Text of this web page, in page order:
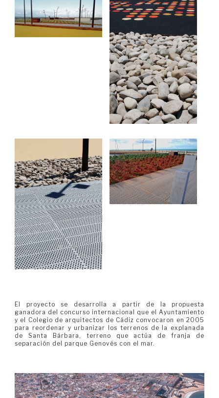
El proyecto se desarrolla a partir de la propuesta
ganadora del concurso internacional que el Ayuntamiento
y el Colegio de arquitectos de Cádiz convocaron en 2005
para reordenar y urbanizar los terrenos de la explanada
de Santa Bárbara, terreno que actúa de franja de
separación del parque Genovés con el mar.